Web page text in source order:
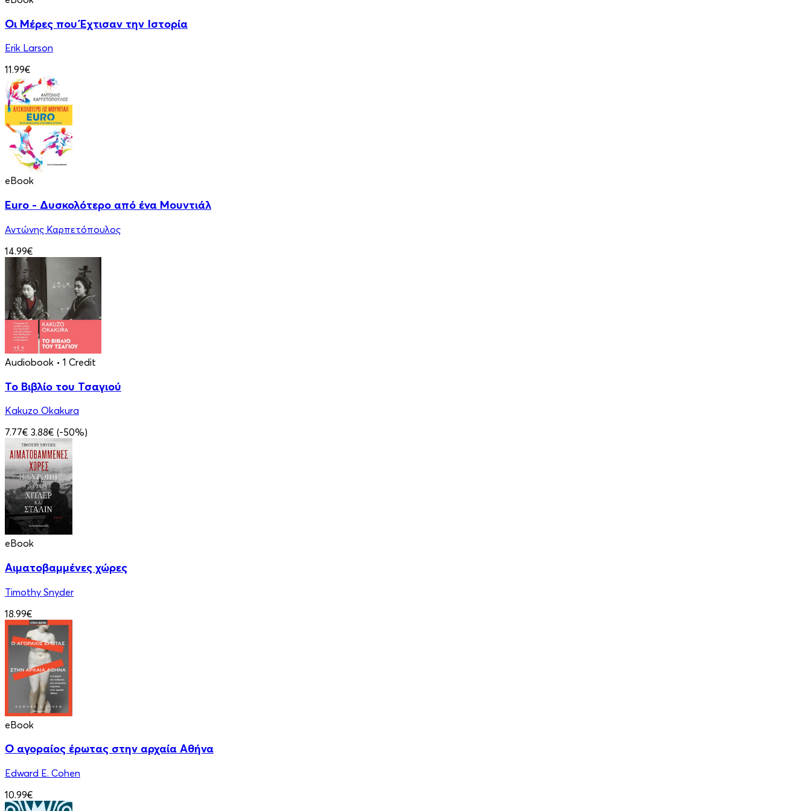
Οι Μέρες που Έχτισαν την Ιστορία
Erik Larson
11.99€
eBook
Euro - Δυσκολότερο από ένα Μουντιάλ
Αντώνης Καρπετόπουλος
14.99€
Audiobook • 1 Credit
Το Βιβλίο του Τσαγιού
Kakuzo Okakura
7.77€ 3.88€ (-50%)
eBook
Αιματοβαμμένες χώρες
Timothy Snyder
18.99€
eBook
Ο αγοραίος έρωτας στην αρχαία Αθήνα
Edward E. Cohen
10.99€